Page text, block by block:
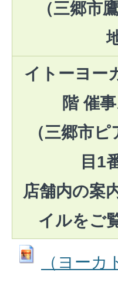
（三郷市
イトーヨー
階 催
（三郷市
目1
店舗内の案
イルをご
（ヨー